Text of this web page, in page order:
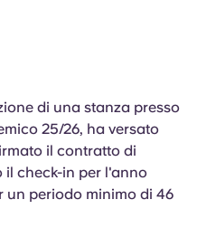
(US)
ora
di una stanza presso
25/26, ha versato
il contratto di
il check-in per l'anno
un periodo minimo di 46